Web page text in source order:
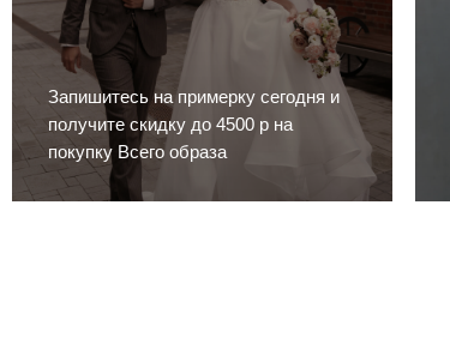
Запишитесь на примерку сегодня и
получите скидку до 4500 р на
покупку Всего образа